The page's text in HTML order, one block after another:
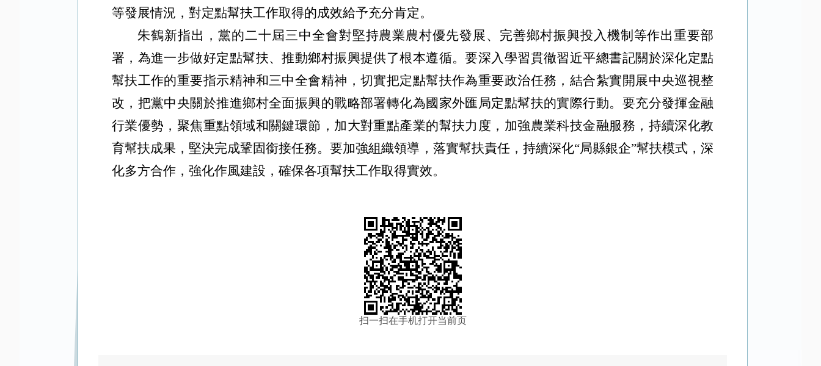
等發展情況，對定點幫扶工作取得的成效給予充分肯定。
朱鶴新指出，黨的二十屆三中全會對堅持農業農村優先發展、完善鄉村振興投入機制等作出重要部
署，為進一步做好定點幫扶、推動鄉村振興提供了根本遵循。要深入學習貫徹習近平總書記關於深化定點
幫扶工作的重要指示精神和三中全會精神，切實把定點幫扶作為重要政治任務，結合紮實開展中央巡視整
改，把黨中央關於推進鄉村全面振興的戰略部署轉化為國家外匯局定點幫扶的實際行動。要充分發揮金融
行業優勢，聚焦重點領域和關鍵環節，加大對重點產業的幫扶力度，加強農業科技金融服務，持續深化教
育幫扶成果，堅決完成鞏固銜接任務。要加強組織領導，落實幫扶責任，持續深化“局縣銀企”幫扶模式，深
化多方合作，強化作風建設，確保各項幫扶工作取得實效。
扫一扫在手机打开当前页